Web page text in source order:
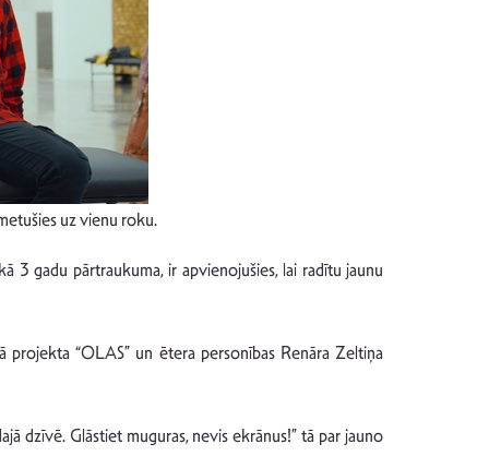
uz vienu roku.
3 gadu pārtraukuma, ir apvienojušies, lai radītu jaunu
projekta “OLAS” un ētera personības Renāra Zeltiņa
dzīvē. Glāstiet muguras, nevis ekrānus!” tā par jauno